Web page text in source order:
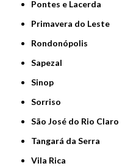
Pontes e Lacerda
Primavera do Leste
Rondonópolis
Sapezal
Sinop
Sorriso
São José do Rio Claro
Tangará da Serra
Vila Rica